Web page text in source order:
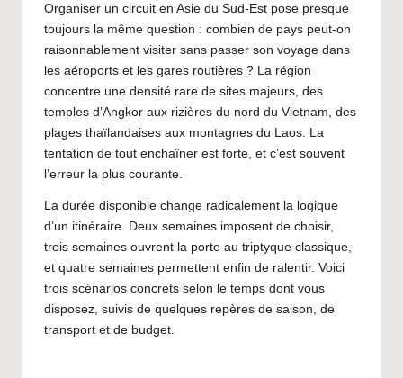
g
e
J
a
p
o
n
e
t
A
si
Organiser un circuit en Asie du Sud-Est pose presque
toujours la même question : combien de pays peut-on
raisonnablement visiter sans passer son voyage dans
les aéroports et les gares routières ? La région
concentre une densité rare de sites majeurs, des
temples d’Angkor aux rizières du nord du Vietnam, des
plages thaïlandaises aux montagnes du Laos. La
tentation de tout enchaîner est forte, et c’est souvent
l’erreur la plus courante.
La durée disponible change radicalement la logique
d’un itinéraire. Deux semaines imposent de choisir,
trois semaines ouvrent la porte au triptyque classique,
et quatre semaines permettent enfin de ralentir. Voici
trois scénarios concrets selon le temps dont vous
disposez, suivis de quelques repères de saison, de
transport et de budget.